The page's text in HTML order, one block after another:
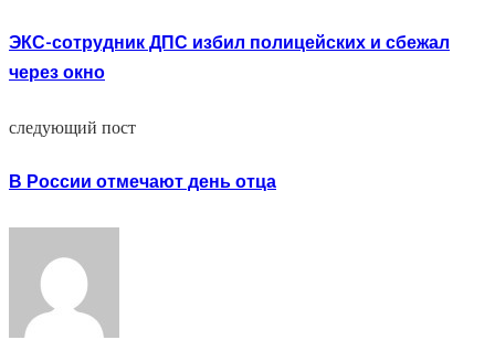
ЭКС-сотрудник ДПС избил полицейских и сбежал
через окно
следующий пост
В России отмечают день отца